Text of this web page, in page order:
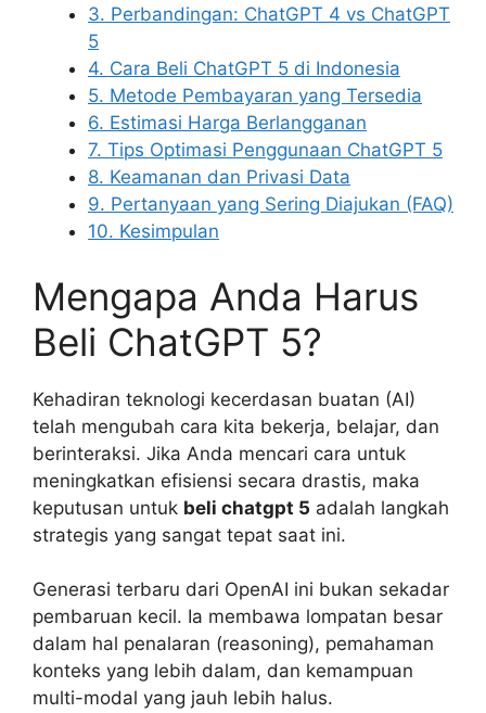
3. Perbandingan: ChatGPT 4 vs ChatGPT
5
4. Cara Beli ChatGPT 5 di Indonesia
5. Metode Pembayaran yang Tersedia
6. Estimasi Harga Berlangganan
7. Tips Optimasi Penggunaan ChatGPT 5
8. Keamanan dan Privasi Data
9. Pertanyaan yang Sering Diajukan (FAQ)
10. Kesimpulan
Mengapa Anda Harus
Beli ChatGPT 5?
Kehadiran teknologi kecerdasan buatan (AI)
telah mengubah cara kita bekerja, belajar, dan
berinteraksi. Jika Anda mencari cara untuk
meningkatkan efisiensi secara drastis, maka
keputusan untuk beli chatgpt 5 adalah langkah
strategis yang sangat tepat saat ini.
Generasi terbaru dari OpenAI ini bukan sekadar
pembaruan kecil. Ia membawa lompatan besar
dalam hal penalaran (reasoning), pemahaman
konteks yang lebih dalam, dan kemampuan
multi-modal yang jauh lebih halus.